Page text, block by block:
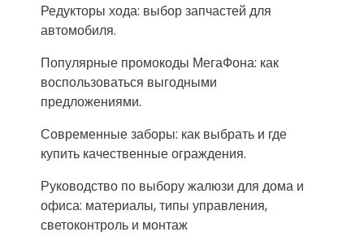
Редукторы хода: выбор запчастей для
автомобиля.
Популярные промокоды МегаФона: как
воспользоваться выгодными
предложениями.
Современные заборы: как выбрать и где
купить качественные ограждения.
Руководство по выбору жалюзи для дома и
офиса: материалы, типы управления,
светоконтроль и монтаж